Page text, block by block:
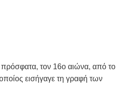
πρόσφατα, τον 16o αιώνα, από το
εισήγαγε τη γραφή των